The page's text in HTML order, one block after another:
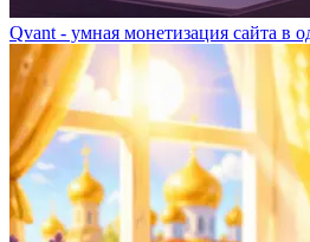
Qvant - умная монетизация сайта в